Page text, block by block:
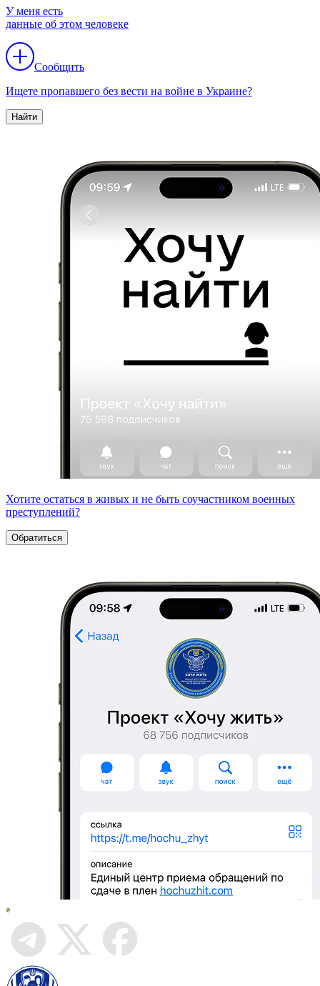
У меня есть
данные об этом человеке
Сообщить
Ищете пропавшего без вести на войне в Украине?
Найти
Хотите остаться в живых и не быть соучастником военных
преступлений?
Обратиться